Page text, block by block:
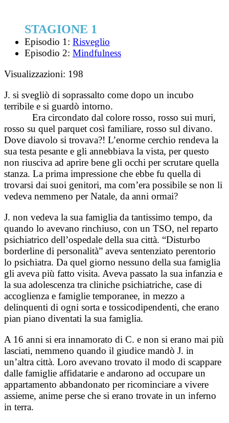
STAGIONE 1
Episodio 1: Risveglio
Episodio 2: Mindfulness
Visualizzazioni: 198
J. si svegliò di soprassalto come dopo un incubo
terribile e si guardò intorno.
Era circondato dal colore rosso, rosso sui muri,
rosso su quel parquet così familiare, rosso sul divano.
Dove diavolo si trovava?! L’enorme cerchio rendeva la
sua testa pesante e gli annebbiava la vista, per questo
non riusciva ad aprire bene gli occhi per scrutare quella
stanza. La prima impressione che ebbe fu quella di
trovarsi dai suoi genitori, ma com’era possibile se non li
vedeva nemmeno per Natale, da anni ormai?
J. non vedeva la sua famiglia da tantissimo tempo, da
quando lo avevano rinchiuso, con un TSO, nel reparto
psichiatrico dell’ospedale della sua città. “Disturbo
borderline di personalità” aveva sentenziato perentorio
lo psichiatra. Da quel giorno nessuno della sua famiglia
gli aveva più fatto visita. Aveva passato la sua infanzia e
la sua adolescenza tra cliniche psichiatriche, case di
accoglienza e famiglie temporanee, in mezzo a
delinquenti di ogni sorta e tossicodipendenti, che erano
pian piano diventati la sua famiglia.
A 16 anni si era innamorato di C. e non si erano mai più
lasciati, nemmeno quando il giudice mandò J. in
un’altra città. Loro avevano trovato il modo di scappare
dalle famiglie affidatarie e andarono ad occupare un
appartamento abbandonato per ricominciare a vivere
assieme, anime perse che si erano trovate in un inferno
in terra.